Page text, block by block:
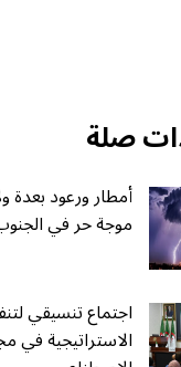
صلة
أمطار ورعود بعدة
موجة حر في
اجتماع تنسيقي
الاستراتيجية في